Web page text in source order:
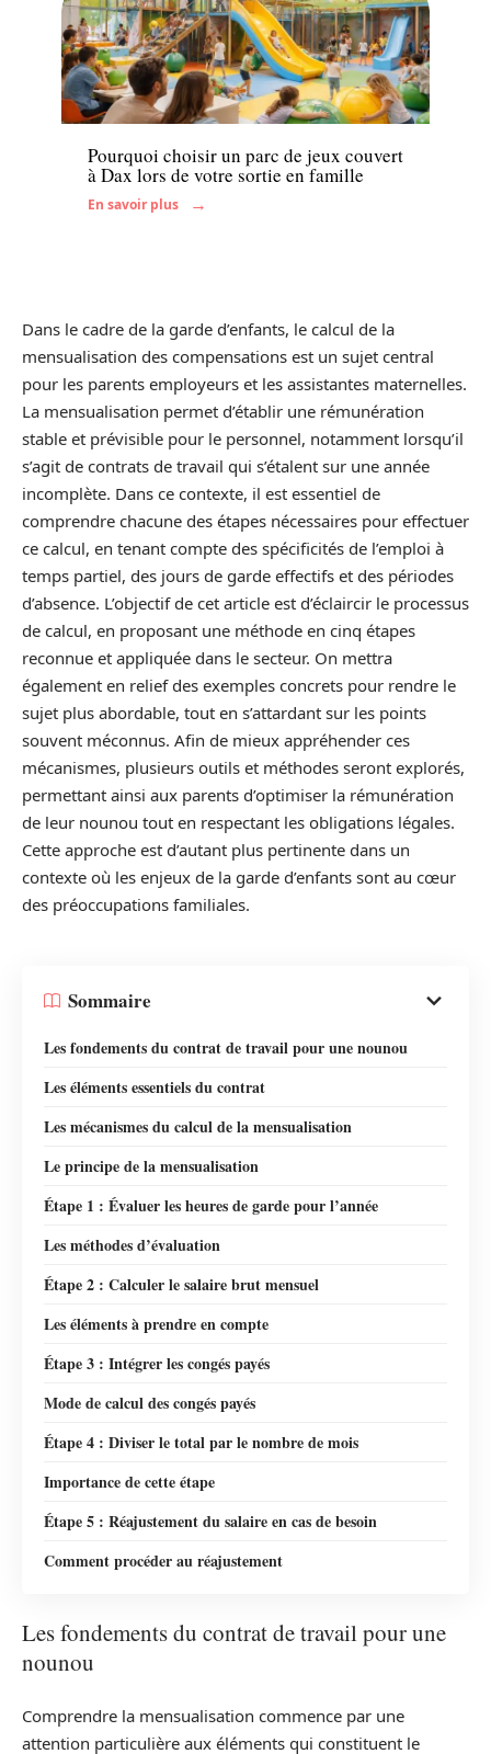
Famille
Pourquoi choisir un parc de jeux couvert
à Dax lors de votre sortie en famille
En savoir plus
Dans le cadre de la garde d’enfants, le calcul de la
mensualisation des compensations est un sujet central
pour les parents employeurs et les assistantes maternelles.
La mensualisation permet d’établir une rémunération
stable et prévisible pour le personnel, notamment lorsqu’il
s’agit de contrats de travail qui s’étalent sur une année
incomplète. Dans ce contexte, il est essentiel de
comprendre chacune des étapes nécessaires pour effectuer
ce calcul, en tenant compte des spécificités de l’emploi à
temps partiel, des jours de garde effectifs et des périodes
d’absence. L’objectif de cet article est d’éclaircir le processus
de calcul, en proposant une méthode en cinq étapes
reconnue et appliquée dans le secteur. On mettra
également en relief des exemples concrets pour rendre le
sujet plus abordable, tout en s’attardant sur les points
souvent méconnus. Afin de mieux appréhender ces
mécanismes, plusieurs outils et méthodes seront explorés,
permettant ainsi aux parents d’optimiser la rémunération
de leur nounou tout en respectant les obligations légales.
Cette approche est d’autant plus pertinente dans un
contexte où les enjeux de la garde d’enfants sont au cœur
des préoccupations familiales.
Sommaire
Les fondements du contrat de travail pour une nounou
Les éléments essentiels du contrat
Les mécanismes du calcul de la mensualisation
Le principe de la mensualisation
Étape 1 : Évaluer les heures de garde pour l’année
Les méthodes d’évaluation
Étape 2 : Calculer le salaire brut mensuel
Les éléments à prendre en compte
Étape 3 : Intégrer les congés payés
Mode de calcul des congés payés
Étape 4 : Diviser le total par le nombre de mois
Importance de cette étape
Étape 5 : Réajustement du salaire en cas de besoin
Comment procéder au réajustement
Les fondements du contrat de travail pour une
nounou
Comprendre la mensualisation commence par une
attention particulière aux éléments qui constituent le